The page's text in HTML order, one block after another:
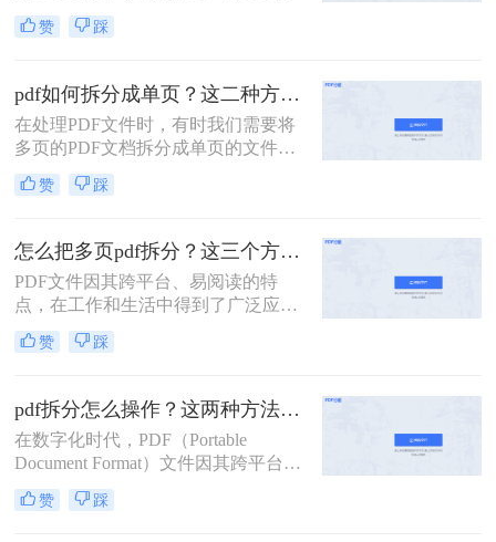
件内容过多，需要拆分成多个文件以
便分享、打印或存储时。本文将详细
用在线工具、专业软件以及操作系统
自带功能的方法。
赞 踩
pdf如何拆分成单页？这二种方法可以有效解决你的问题！
在处理PDF文件时，有时我们需要将
多页的PDF文档拆分成单页的文件，
以便于单独查看、编辑或分享。那么
PDF如何拆分成单页呢？下面将详细
成单页文件。
赞 踩
怎么把多页pdf拆分？这三个方法教你轻松拆分！
PDF文件因其跨平台、易阅读的特
点，在工作和生活中得到了广泛应
用。然而，有时我们需要将多页的
PDF文件拆分成单独页面或多个部
么把多页pdf拆分呢？本文将介绍三种
拆分多页PDF文件的实用方法，帮助
您轻松应对各种拆分需求。
赞 踩
pdf拆分怎么操作？这两种方法简单好用！
在数字化时代，PDF（Portable
Document Format）文件因其跨平台兼
容性和内容稳定性而广受欢迎。然
而，有时我们需要对大型PDF文件进
赞 踩